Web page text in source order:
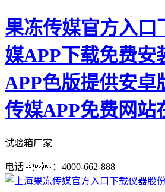
果冻传媒官方入口
媒APP下载免费安
APP色版提供安卓
传媒APP免费网站
试验箱厂家
电话：4000-662-888